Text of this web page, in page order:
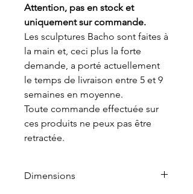
Attention, pas en stock et
uniquement sur commande.
Les sculptures Bacho sont faites à
la main et, ceci plus la forte
demande, a porté actuellement
le temps de livraison entre 5 et 9
semaines en moyenne.
Toute commande effectuée sur
ces produits ne peux pas être
retractée.
Dimensions